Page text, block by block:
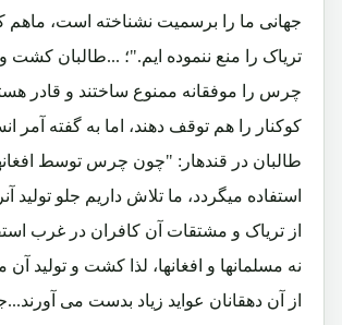
جهانی ما را برسمیت نشناخته است، ماهم
تریاک را منع ننموده ایم."؛ ...طالبان کشت
چرس را موفقانه ممنوع ساختند و قادر
کوکنار را هم توقف دهند، اما به گفته آمر
طالبان در قندهار: "چون چرس توسط
استفاده میگردد، ما تلاش داریم جلو تولید
از تریاک و مشتقات آن کافران در غرب
نه مسلمانها و افغانها، لذا کشت و تولید آن
از آن دهقانان عواید زیاد بدست می